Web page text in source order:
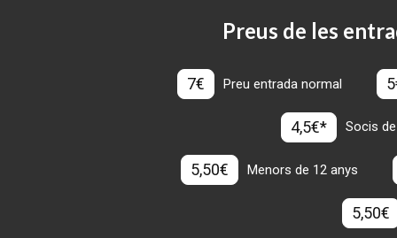
Preus de les
7€ Preu entrada normal
4,5€* Socis
5,50€ Menors de 12 anys
5,50€